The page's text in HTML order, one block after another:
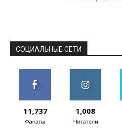
СОЦИАЛЬНЫЕ СЕТИ
11,737
Фанаты
1,008
Читатели